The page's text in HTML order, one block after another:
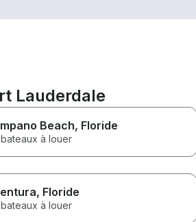
Lauderdale
Beach, Floride
à louer
, Floride
à louer